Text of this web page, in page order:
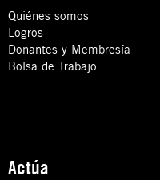
Quiénes somos
Logros
Donantes y Membresía
Bolsa de Trabajo
Actúa